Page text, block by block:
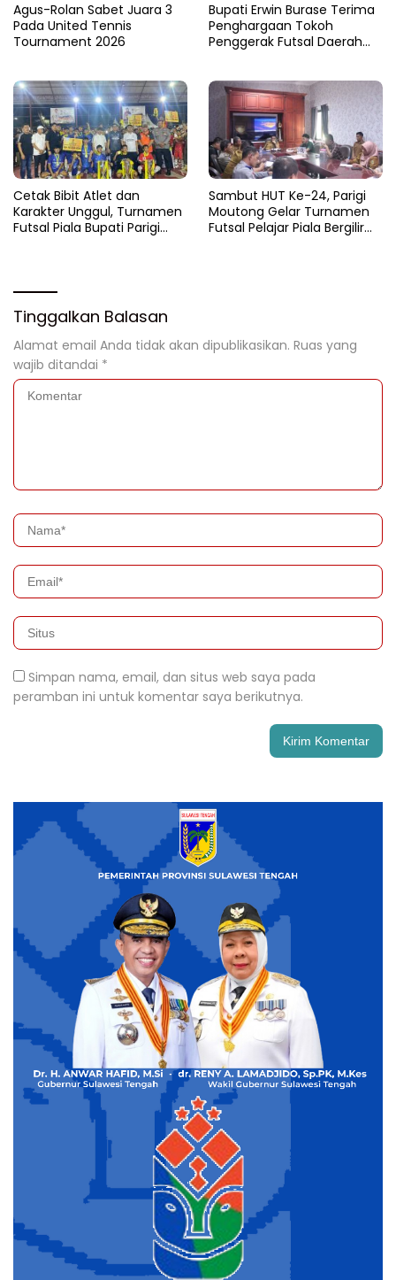
Agus-Rolan Sabet Juara 3
Pada United Tennis
Tournament 2026
Bupati Erwin Burase Terima
Penghargaan Tokoh
Penggerak Futsal Daerah
Cetak Bibit Atlet dan
Karakter Unggul, Turnamen
Futsal Piala Bupati Parigi
Sambut HUT Ke-24, Parigi
Moutong Gelar Turnamen
Futsal Pelajar Piala Bergilir
Tinggalkan Balasan
Alamat email Anda tidak akan dipublikasikan. Ruas yang
wajib ditandai *
Simpan nama, email, dan situs web saya pada
peramban ini untuk komentar saya berikutnya.